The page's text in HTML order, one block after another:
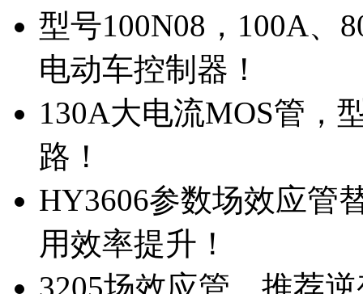
型号100N08，100A、
电动车控制器！
130A大电流MOS管，
路！
HY3606参数场效应管
用效率提升！